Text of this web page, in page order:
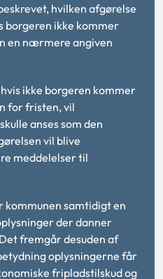
hvilken afgørelse
borgeren ikke kommer
en nærmere angiven
ikke borgeren kommer
for fristen, vil
anses som den
vil blive
meddelelser til
samtidigt en
der danner
fremgår desuden af
oplysningerne får
fripladstilskud og